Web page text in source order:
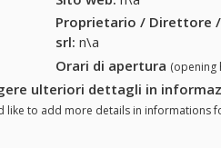
Proprietario / Direttore
srl: n\a
Orari di apertura (opening
ulteriori dettagli in
to add more details in informations